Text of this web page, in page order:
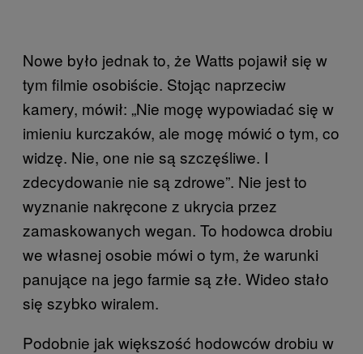
Nowe było jednak to, że Watts pojawił się w
tym filmie osobiście. Stojąc naprzeciw
kamery, mówił: „Nie mogę wypowiadać się w
imieniu kurczaków, ale mogę mówić o tym, co
widzę. Nie, one nie są szczęśliwe. I
zdecydowanie nie są zdrowe”. Nie jest to
wyznanie nakręcone z ukrycia przez
zamaskowanych wegan. To hodowca drobiu
we własnej osobie mówi o tym, że warunki
panujące na jego farmie są złe. Wideo stało
się szybko wiralem.
Podobnie jak większość hodowców drobiu w